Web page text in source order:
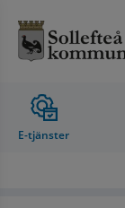
E-tjänster